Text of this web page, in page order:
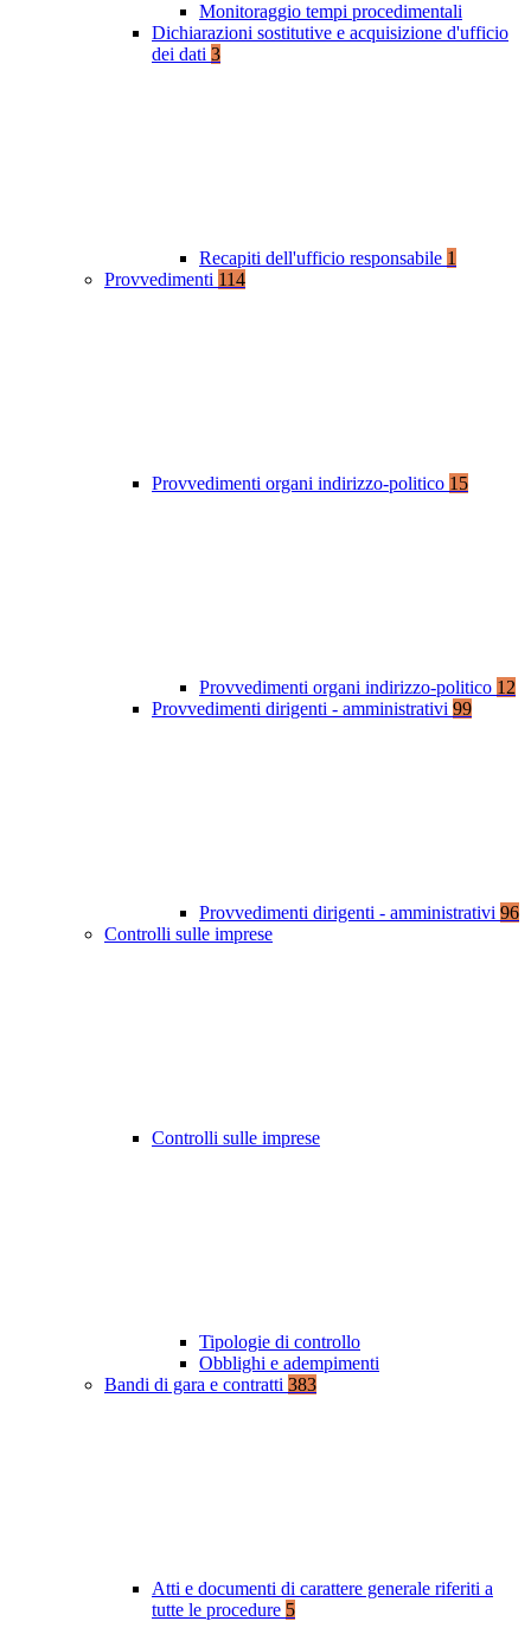
Monitoraggio tempi procedimentali
Dichiarazioni sostitutive e acquisizione d'ufficio
dei dati 3
Recapiti dell'ufficio responsabile 1
Provvedimenti 114
Provvedimenti organi indirizzo-politico 15
Provvedimenti organi indirizzo-politico 12
Provvedimenti dirigenti - amministrativi 99
Provvedimenti dirigenti - amministrativi 96
Controlli sulle imprese
Controlli sulle imprese
Tipologie di controllo
Obblighi e adempimenti
Bandi di gara e contratti 383
Atti e documenti di carattere generale riferiti a
tutte le procedure 5